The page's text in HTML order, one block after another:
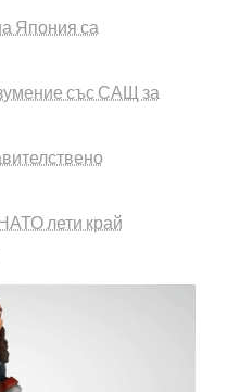
Япония са
със САЩ за
лети край